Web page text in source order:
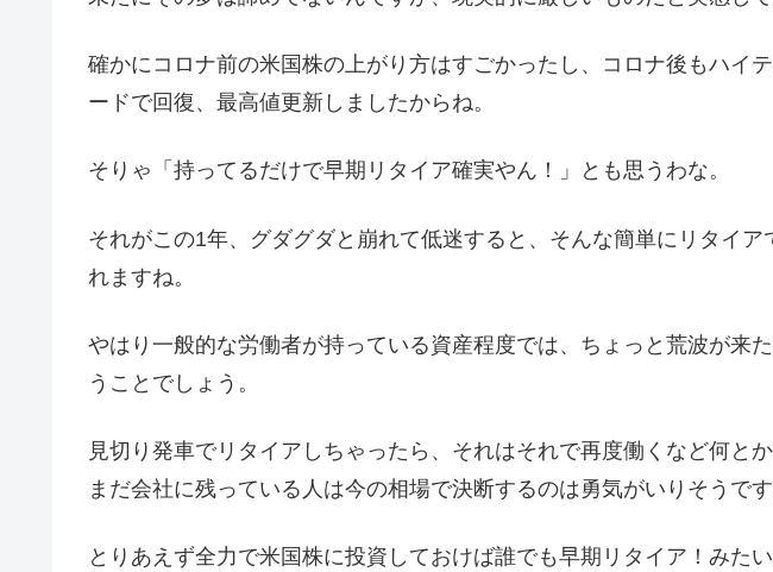
確かにコロナ前の米国株の上がり方はすごかったし、コロナ後もハイ
ードで回復、最高値更新しましたからね。
そりゃ「持ってるだけで早期リタイア確実やん！」とも思うわな。
それがこの1年、グダグダと崩れて低迷すると、そんな簡単にリタイア
れますね。
やはり一般的な労働者が持っている資産程度では、ちょっと荒波が来
うことでしょう。
見切り発車でリタイアしちゃったら、それはそれで再度働くなど何と
まだ会社に残っている人は今の相場で決断するのは勇気がいりそうです
とりあえず全力で米国株に投資しておけば誰でも早期リタイア！みた